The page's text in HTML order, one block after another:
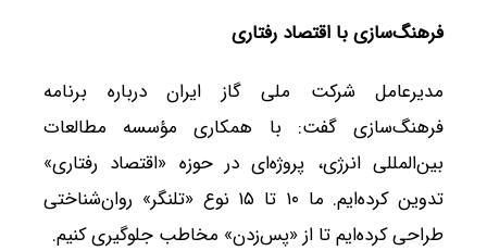
فرهنگ‌سازی با اقتصاد رفتاری
مدیرعامل شرکت ملی گاز ایران درباره برنامه
فرهنگ‌سازی گفت: با همکاری مؤسسه مطالعات
بین‌المللی انرژی، پروژه‌ای در حوزه «اقتصاد رفتاری»
تدوین کرده‌ایم. ما ۱۰ تا ۱۵ نوع «تلنگر» روان‌شناختی
طراحی کرده‌ایم تا از «پس‌زدن» مخاطب جلوگیری کنیم.